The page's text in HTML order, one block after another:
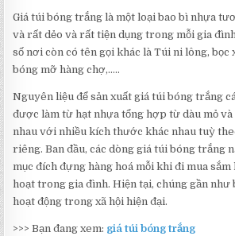
Giá túi bóng trắng là một loại bao bì nhựa
và rất dẻo và rất tiện dụng trong mỗi gia
số nơi còn có tên gọi khác là Túi ni lông, bọc
bóng mỡ hàng chợ,…..
Nguyên liệu để sản xuất giá túi bóng trắng
được làm từ hạt nhựa tổng hợp từ dàu mỏ và
nhau với nhiều kích thước khác nhau tuỳ
riêng. Ban đầu, các dòng giá túi bóng trắng
mục đích đựng hàng hoá mỗi khi đi mua
hoạt trong gia đình. Hiện tại, chúng gần như
hoạt động trong xã hội hiện đại.
>>> Bạn đang xem: giá túi bóng trắng